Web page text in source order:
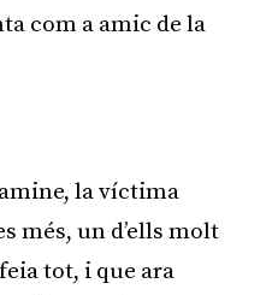
com a amic de la
la víctima
més, un d’ells molt
tot, i que ara